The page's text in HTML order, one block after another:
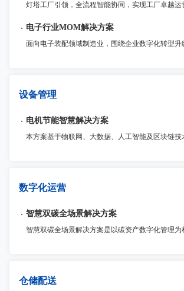
电子行业MOM解决方案
设备管理
电机节能智慧解决方案
数字化运营
智慧双碳全场景解决方案
仓储配送